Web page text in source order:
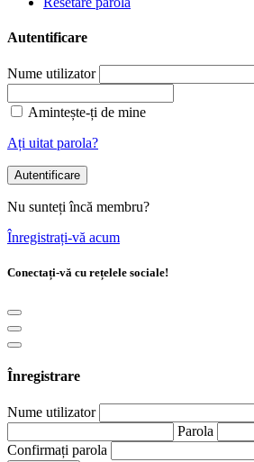
Autentificare
Nume utilizator
Amintește-ți de mine
Ați uitat parola?
Autentificare
Nu sunteți încă membru?
Înregistrați-vă acum
Conectați-vă cu rețelele sociale!
Înregistrare
Nume utilizator
Parola
Confirmați parola